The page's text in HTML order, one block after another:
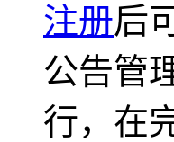
注册后
公告管
行，在